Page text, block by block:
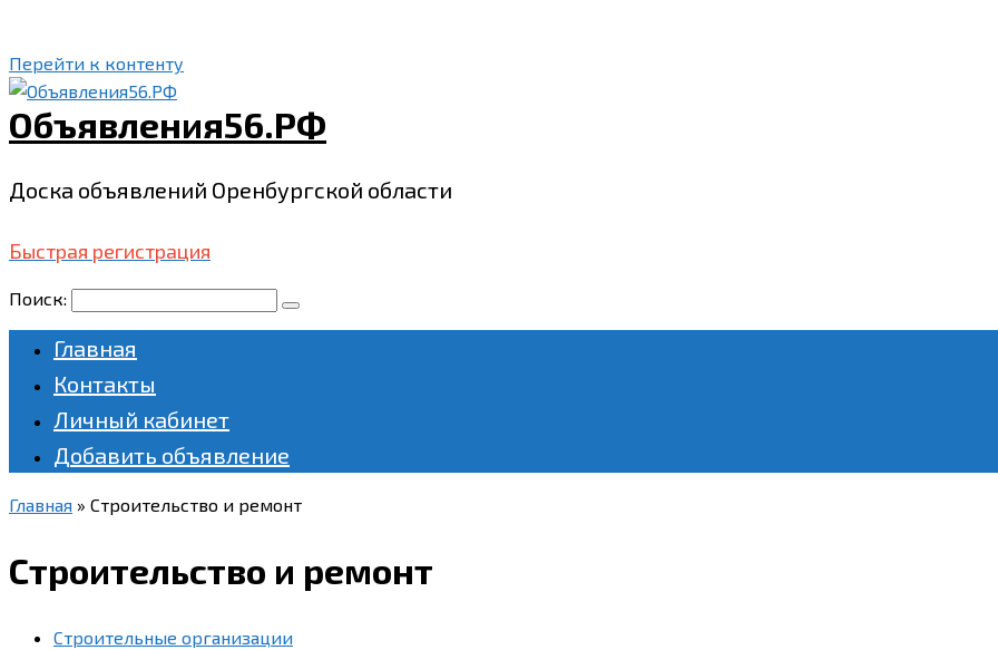
Перейти к контенту
Объявления56.РФ
Доска объявлений Оренбургской области
Быстрая регистрация
Поиск:
Главная
Контакты
Личный кабинет
Добавить объявление
Главная » Строительство и ремонт
Строительство и ремонт
Строительные организации